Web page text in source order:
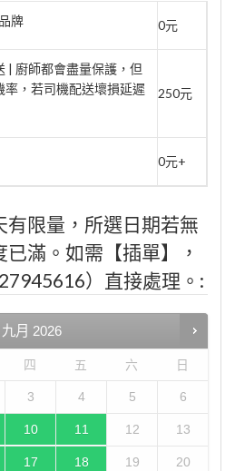
牌 0元
| 廚師都會盡量保護，但
率，若司機配送壞損延遲
250元
0元+
有限量，所選日期若無
滿。如需【插單】，
）直接處理。:
九月 2026
四 五 六 日
3 4 5 6
10 11 12 13
17 18 19 20